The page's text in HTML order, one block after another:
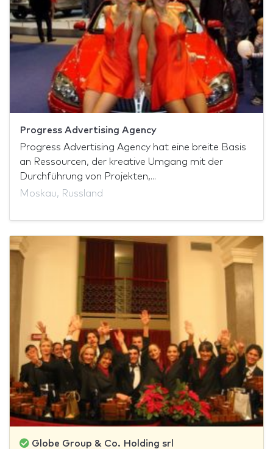
Progress Advertising Agency
Progress Advertising Agency hat eine breite Basis
an Ressourcen, der kreative Umgang mit der
Durchführung von Projekten,...
Moskau, Russland
Globe Group & Co. Holding srl